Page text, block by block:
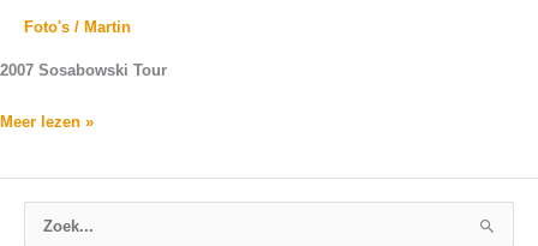
Foto's / Martin
2007 Sosabowski Tour
Meer lezen »